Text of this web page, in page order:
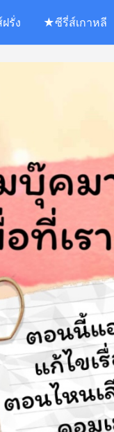
รั่ง ★ซีรี่ส์เกาหลี